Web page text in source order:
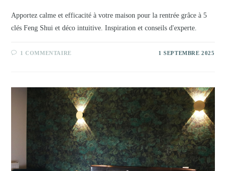
Apportez calme et efficacité à votre maison pour la rentrée grâce à 5
clés Feng Shui et déco intuitive. Inspiration et conseils d'experte.
1 COMMENTAIRE 1 SEPTEMBRE 2025